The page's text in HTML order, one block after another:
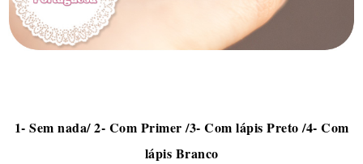
1- Sem nada/ 2- Com Primer /3- Com lápis Preto /4- Com
lápis Branco